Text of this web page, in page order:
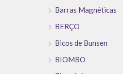
Barras Magnéticas
BERÇO
Bicos de Bunsen
BIOMBO